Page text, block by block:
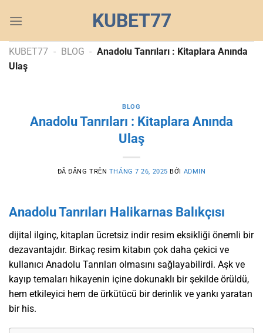
đến
dung
KUBET77
KUBET77 - BLOG - Anadolu Tanrıları : Kitaplara Anında
Ulaş
BLOG
Anadolu Tanrıları : Kitaplara Anında
Ulaş
ĐÃ ĐĂNG TRÊN THÁNG 7 26, 2025 BỞI ADMIN
Anadolu Tanrıları Halikarnas Balıkçısı
dijital ilginç, kitapları ücretsiz indir resim eksikliği önemli bir
dezavantajdır. Birkaç resim kitabın çok daha çekici ve
kullanıcı Anadolu Tanrıları olmasını sağlayabilirdi. Aşk ve
kayıp temaları hikayenin içine dokunaklı bir şekilde örüldü,
hem etkileyici hem de ürkütücü bir derinlik ve yankı yaratan
bir his.